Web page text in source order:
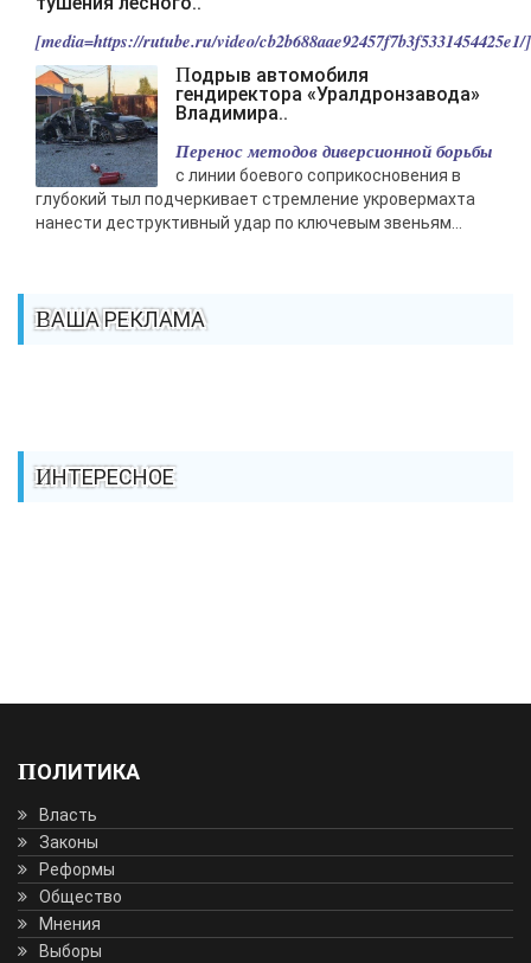
[media=https://rutube.ru/video/
Подрыв автомобиля
гендиректора «Уралдронзавода»
Владимира..
Перенос методов диверсионной борьбы
с линии боевого соприкосновения в
глубокий тыл подчеркивает стремление укровермахта
нанести деструктивный удар по ключевым звеньям...
ВАША РЕКЛАМА
ИНТЕРЕСНОЕ
ПОЛИТИКА
Власть
Законы
Реформы
Общество
Мнения
Выборы